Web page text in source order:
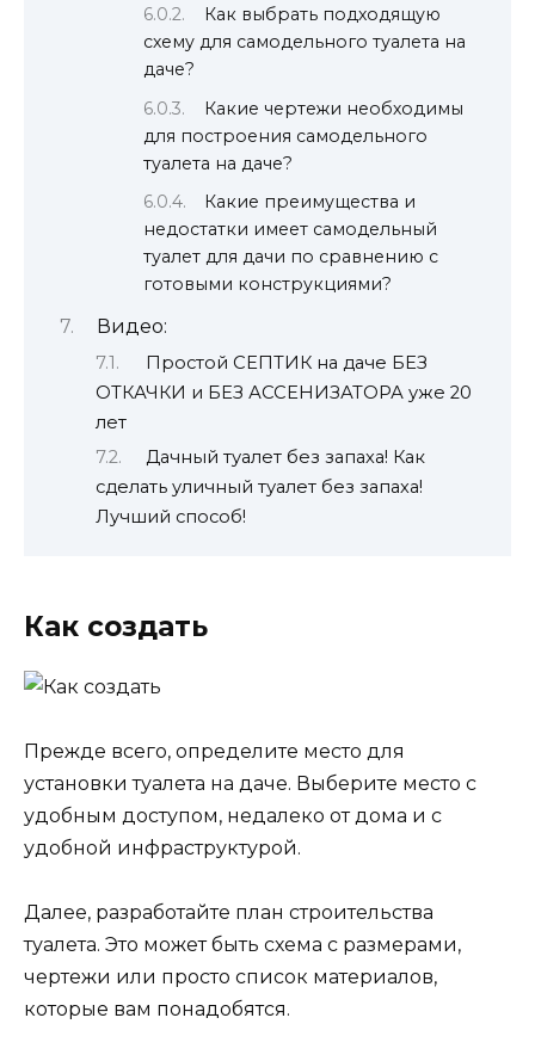
Как выбрать подходящую
схему для самодельного туалета на
даче?
Какие чертежи необходимы
для построения самодельного
туалета на даче?
Какие преимущества и
недостатки имеет самодельный
туалет для дачи по сравнению с
готовыми конструкциями?
Видео:
Простой СЕПТИК на даче БЕЗ
ОТКАЧКИ и БЕЗ АССЕНИЗАТОРА уже 20
лет
Дачный туалет без запаха! Как
сделать уличный туалет без запаха!
Лучший способ!
Как создать
Прежде всего, определите место для
установки туалета на даче. Выберите место с
удобным доступом, недалеко от дома и с
удобной инфраструктурой.
Далее, разработайте план строительства
туалета. Это может быть схема с размерами,
чертежи или просто список материалов,
которые вам понадобятся.